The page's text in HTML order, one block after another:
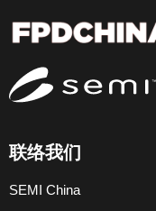
联络我们
SEMI China